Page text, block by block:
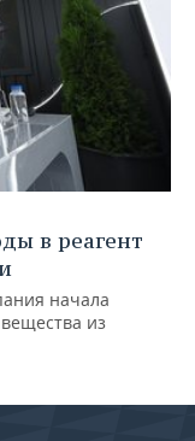
в реагент
начала
из